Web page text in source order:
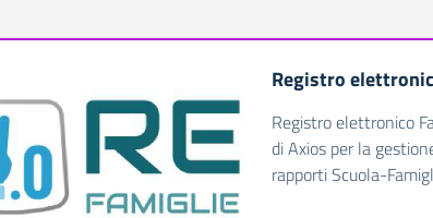
Registro
Registro elettronico
di Axios per la
rapporti Scuola-